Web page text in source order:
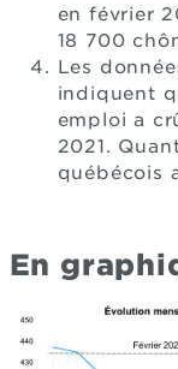
en février
18 700
Les
indiquent
emploi a
2021.
québécois
En